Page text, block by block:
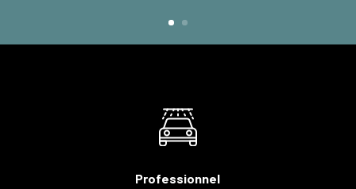
Professionnel